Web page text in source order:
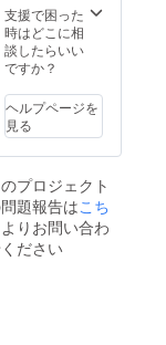
延いた
します)
※20
歳未満
よる飲
酒は法
令で禁
止され
す。20
歳未満
の方は
このリ
ターン
なりま
す ・当
社ワイ
ナリー
駅から
徒歩2分
程度の
ため、
てお越
しいた
だけま
すが交
通費は
支援で困った
時はどこに相
談したらいい
ですか？
ヘルプページを
見る
プロジェクト
題報告はこち
よりお問い合わ
ださい